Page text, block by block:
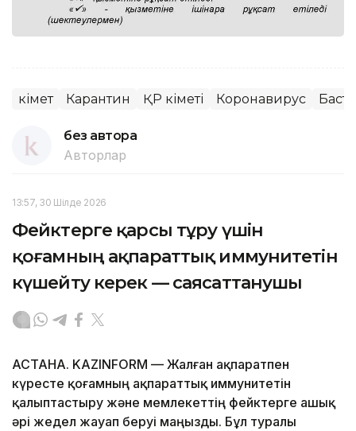
Үкімет Карантин ҚР Үкіметі Коронавирус
без автора
Авторлар
13:57, 30 Шілде 2026
Фейктерге қарсы тұру үшін
қоғамның ақпараттық иммунитетін
күшейту керек — саясаттанушы
АСТАНА. KAZINFORM — Жалған ақпаратпен
күресте қоғамның ақпараттық иммунитетін
қалыптастыру және мемлекеттің фейктерге ашық
әрі жедел жауап беруі маңызды. Бұл туралы